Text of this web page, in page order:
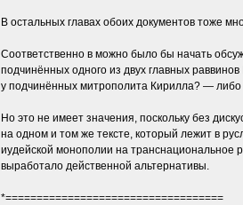
В остальных главах обоих документов тоже
Соответственно в можно было бы начать
подчинённых одного из двух главных
у подчинённых митрополита Кирилла? — либо
Но это не имеет значения, поскольку без
на одном и том же тексте, который лежит в
иудейской монополии на транснациональное
выработало действенной альтернативы.
*===================================